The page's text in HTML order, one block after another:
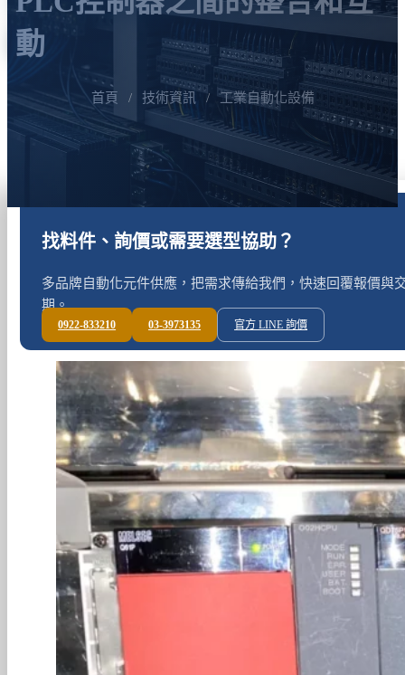
動
首頁 / 技術資訊 / 工業自動化設備
找料件、詢價或需要選型協助？
多品牌自動化元件供應，把需求傳給我們，快速回覆報價與
期。
0922-833210 03-3973135 官方 LINE 詢價